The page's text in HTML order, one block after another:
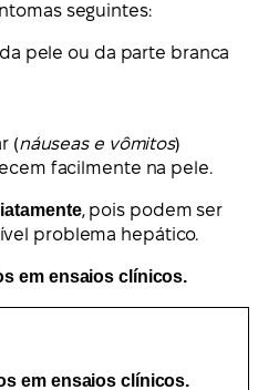
seguintes:
pele ou da parte branca
(náuseas e vômitos)
facilmente na pele.
, pois podem ser
problema hepático.
em ensaios clínicos.
em ensaios clínicos.